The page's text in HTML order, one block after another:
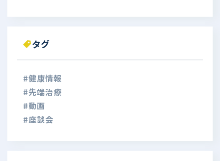
タグ
#健康情報
#先端治療
#動画
#座談会